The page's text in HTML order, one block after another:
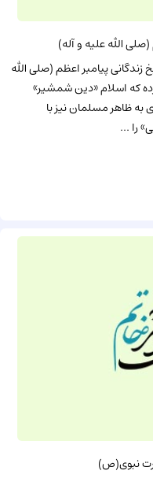
الله علیه و آله)
پیامبر اعظم (صلى الله
که اسلام «دین شمشیر»
ظاهر مسلمان نیز با
را ...
نبوی(ص)